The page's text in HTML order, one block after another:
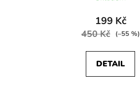
199 Kč
450 Kč (–55 %)
DETAIL